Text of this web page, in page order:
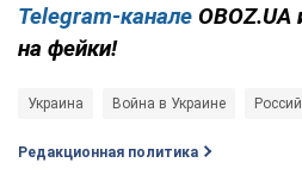
Telegram-канале OBOZ.UA
на фейки!
Украина Война в Украине
Редакционная политика